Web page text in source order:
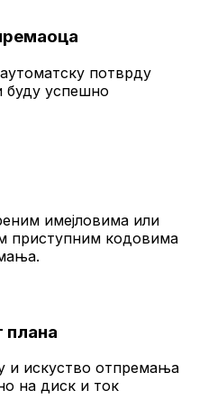
потврду
буду успешно
имејловима или
приступним кодовима
плана
и искуство отпремања
на диск и ток